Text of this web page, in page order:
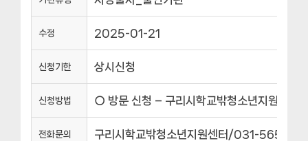
수정 2025-01-21
신청기한 상시신청
신청방법 ○ 방문 신청 – 구리시학교밖청소년지원센터
전화문의 구리시학교밖청소년지원센터/031-565-